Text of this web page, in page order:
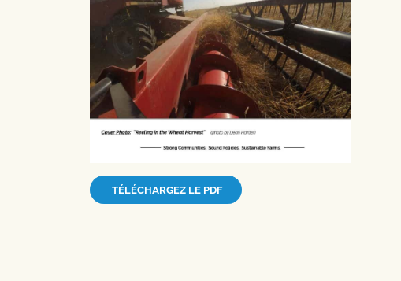
TÉLÉCHARGEZ LE PDF